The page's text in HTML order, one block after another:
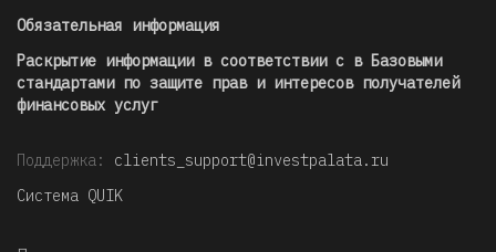
Обязательная информация
Раскрытие информации в соответствии с в Базовыми
стандартами по защите прав и интересов получателей
финансовых услуг
Поддержка: clients_support@investpalata.ru
Система QUIK